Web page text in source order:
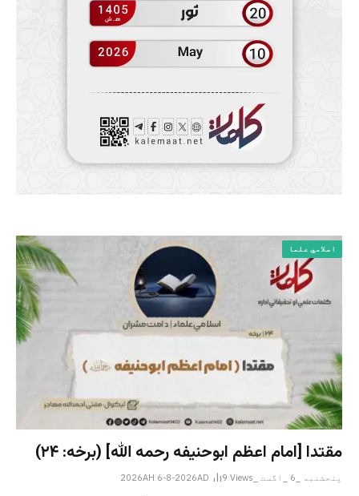
اسلامي علما
مقتدا [امام اعظم ابوحنیفه رحمه الله‎] (برخه: ۲۴)
پنجشنبه _6 _اگست _2026AH 6-8-2026AD 9 Views